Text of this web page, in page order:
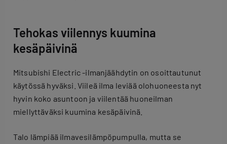
Tehokas viilennys kuumina
kesäpäivinä
Mitsubishi Electric -ilmanjäähdytin on osoittautunut
käytössä hyväksi. Viileä ilma leviää olohuoneesta nyt
hyvin koko asuntoon ja viilentää huoneilman
miellyttäväksi kuumina kesäpäivinä.
Talo lämpiää ilmavesilämpöpumpulla, mutta se